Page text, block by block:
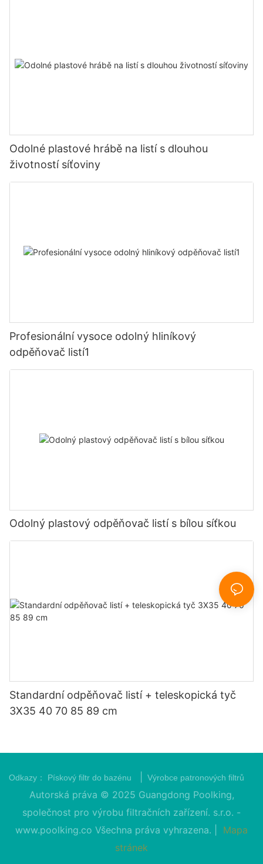
Odolné plastové hrábě na listí s dlouhou
životností síťoviny
Profesionální vysoce odolný hliníkový
odpěňovač listí1
Odolný plastový odpěňovač listí s bílou síťkou
Standardní odpěňovač listí + teleskopická tyč
3X35 40 70 85 89 cm
Odkazy： Pískový filtr do bazénu Výrobce patronových filtrů
Autorská práva © 2025 Guangdong Poolking,
společnost pro výrobu filtračních zařízení. s.r.o. -
www.poolking.co Všechna práva vyhrazena. |
Mapa
stránek